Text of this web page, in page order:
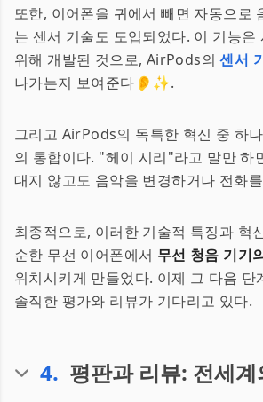
또한, 이어폰을 귀에서 빼면 자동으로
는 센서 기술도 도입되었다. 이 기능은
위해 개발된 것으로, AirPods의센서
나가는지 보여준다👂✨.
그리고 AirPods의 독특한 혁신 중 하
의 통합이다. "헤이 시리"라고 말만 하
대지 않고도 음악을 변경하거나 전화
최종적으로, 이러한 기술적 특징과 혁
순한 무선 이어폰에서 무선 청음 기기
위치시키게 만들었다. 이제 그 다음 단
솔직한 평가와 리뷰가 기다리고 있다.
4. 평판과 리뷰: 전세